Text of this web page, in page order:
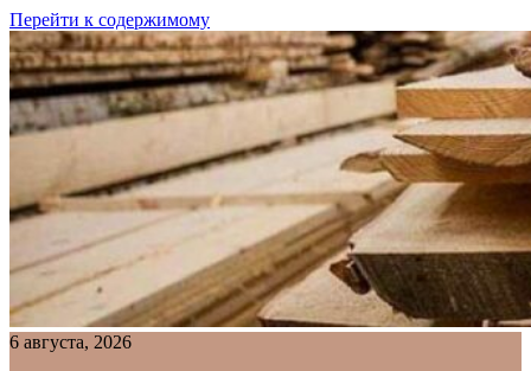
Перейти к содержимому
6 августа, 2026